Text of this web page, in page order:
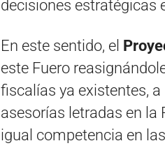
decisiones estratégicas
En este sentido, el
este Fuero
fiscalías ya existentes,
asesorías letradas en
igual competencia en